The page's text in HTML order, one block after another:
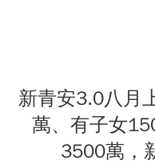
新青安3.0八月
萬、有子女
3500萬，